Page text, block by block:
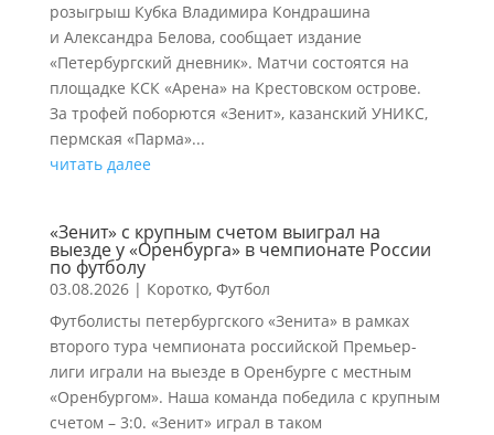
розыгрыш Кубка Владимира Кондрашина
и Александра Белова, сообщает издание
«Петербургский дневник». Матчи состоятся на
площадке КСК «Арена» на Крестовском острове.
За трофей поборются «Зенит», казанский УНИКС,
пермская «Парма»...
читать далее
«Зенит» с крупным счетом выиграл на
выезде у «Оренбурга» в чемпионате России
по футболу
03.08.2026| Коротко, Футбол
Футболисты петербургского «Зенита» в рамках
второго тура чемпионата российской Премьер-
лиги играли на выезде в Оренбурге с местным
«Оренбургом». Наша команда победила с крупным
счетом – 3:0. «Зенит» играл в таком